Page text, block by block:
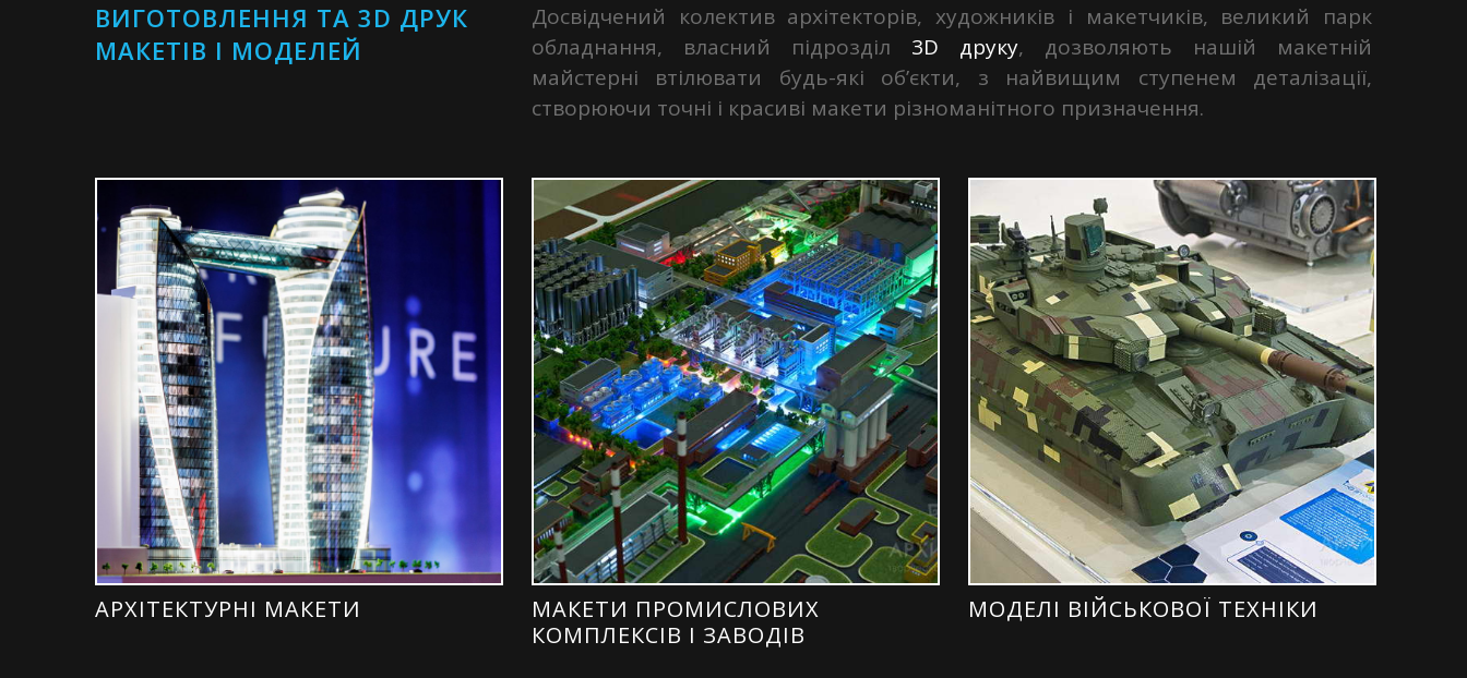
ВИГОТОВЛЕННЯ ТА 3D ДРУК
МАКЕТІВ І МОДЕЛЕЙ
Досвідчений колектив архітекторів, художників і макетчиків, великий парк
обладнання, власний підрозділ 3D друку, дозволяють нашій макетній
майстерні втілювати будь-які об’єкти, з найвищим ступенем деталізації,
створюючи точні і красиві макети різноманітного призначення.
АРХІТЕКТУРНІ МАКЕТИ
МАКЕТИ ПРОМИСЛОВИХ
КОМПЛЕКСІВ І ЗАВОДІВ
МОДЕЛІ ВІЙСЬКОВОЇ ТЕХНІКИ